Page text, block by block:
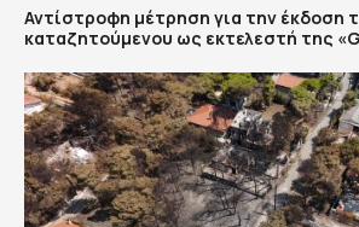
Αντίστροφη μέτρηση για την έκδοση
καταζητούμενου ως εκτελεστή της